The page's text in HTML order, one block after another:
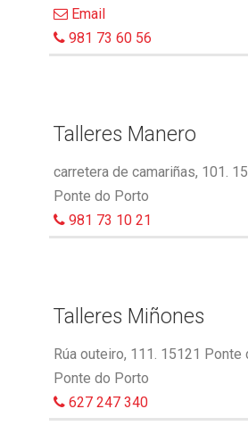
Email
981 73 60 56
Talleres Manero
carretera de camariñas, 101.
Ponte do Porto
981 73 10 21
Talleres Miñones
Rúa outeiro, 111. 15121 Ponte
Ponte do Porto
627 247 340